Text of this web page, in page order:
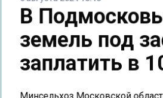
В
земель под
заплатить в
Минсельхоз Московской